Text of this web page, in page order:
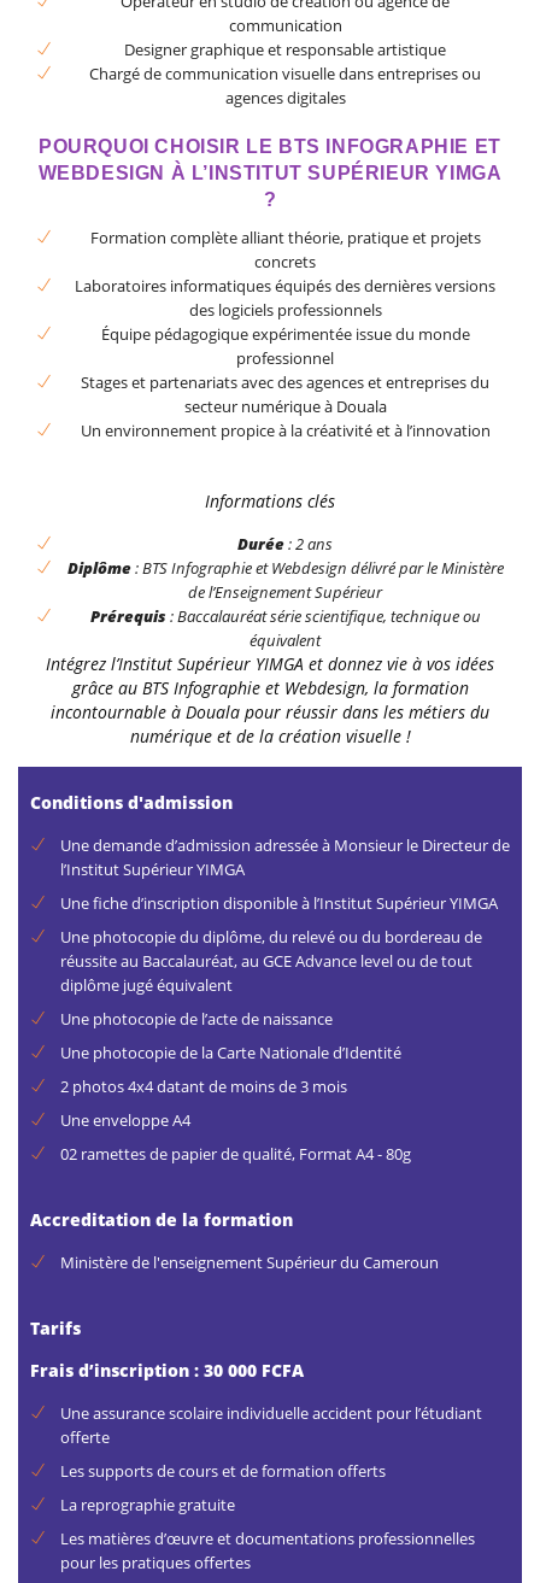
communication
Designer graphique et responsable artistique
Chargé de communication visuelle dans entreprises ou
agences digitales
POURQUOI CHOISIR LE BTS INFOGRAPHIE ET
WEBDESIGN À L’INSTITUT SUPÉRIEUR YIMGA
?
Formation complète alliant théorie, pratique et projets
concrets
Laboratoires informatiques équipés des dernières versions
des logiciels professionnels
Équipe pédagogique expérimentée issue du monde
professionnel
Stages et partenariats avec des agences et entreprises du
secteur numérique à Douala
Un environnement propice à la créativité et à l’innovation
Informations clés
Durée: 2 ans
Diplôme: BTS Infographie et Webdesign délivré par le Ministère
de l’Enseignement Supérieur
Prérequis : Baccalauréat série scientifique, technique ou
équivalent
Intégrez l’Institut Supérieur YIMGA et donnez vie à vos idées
grâce au BTS Infographie et Webdesign, la formation
incontournable à Douala pour réussir dans les métiers du
numérique et de la création visuelle !
Conditions d'admission
Une demande d’admission adressée à Monsieur le Directeur de
l’Institut Supérieur YIMGA
Une fiche d’inscription disponible à l’Institut Supérieur YIMGA
Une photocopie du diplôme, du relevé ou du bordereau de
réussite au Baccalauréat, au GCE Advance level ou de tout
diplôme jugé équivalent
Une photocopie de l’acte de naissance
Une photocopie de la Carte Nationale d’Identité
2 photos 4x4 datant de moins de 3 mois
Une enveloppe A4
02 ramettes de papier de qualité, Format A4 - 80g
Accreditation de la formation
Ministère de l'enseignement Supérieur du Cameroun
Tarifs
Frais d’inscription : 30 000 FCFA
Une assurance scolaire individuelle accident pour l’étudiant
offerte
Les supports de cours et de formation offerts
La reprographie gratuite
Les matières d’œuvre et documentations professionnelles
pour les pratiques offertes